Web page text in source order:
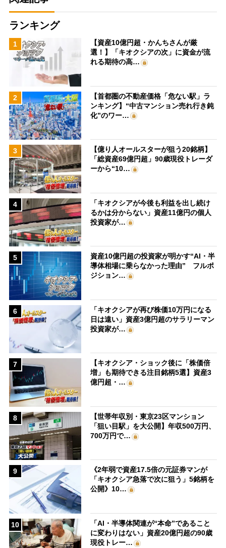
ランキング
1
【資産10億円超・かんちさんが厳
選！】「キオクシアの次」に資金が流
れる期待の高…
2
【首都圏の不動産価格「危ない駅」ラ
ンキング】“中古マンション売れ行き鈍
化”のワー…
3
【億り人オールスターが狙う20銘柄】
「総資産69億円超」90歳現役トレーダ
ーから“10…
4
「キオクシアが今後も利益を出し続け
るかは分からない」資産11億円の個人
投資家が…
5
資産10億円超の投資家が明かす“AI・半
導体相場に乗らなかった理由” フルポ
ジション…
6
「キオクシアが再び株価10万円になる
日は遠い」資産3億円超のサラリーマン
投資家が…
7
【キオクシア・ショック後に「株価倍
増」も期待できる注目銘柄5選】資産3
億円超・…
8
【世帯年収別・東京23区マンション
「狙い目駅」を大公開】年収500万円、
700万円で…
9
《2年弱で資産17.5倍の元証券マンが
「キオクシア急落で次に狙う」5銘柄を
公開》10…
10
「AI・半導体関連が“本命”であること
に変わりはない」資産20億円超の90歳
現役トレー…